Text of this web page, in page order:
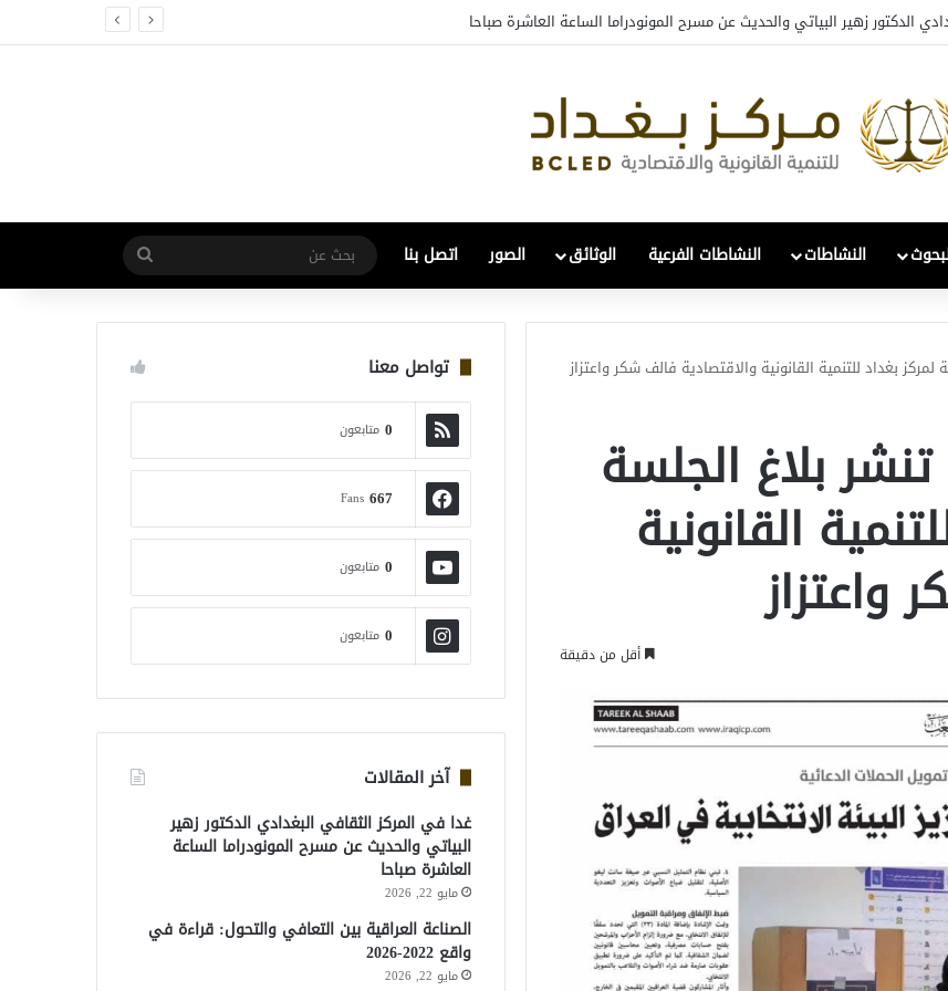
الدكتور زهير البياتي والحديث عن مسرح المونودراما الساعة العاشرة صباحا
النشاطات النشاطات الفرعية الوثائق الصور اتصل بنا
بحث
عن
بغداد للتنمية القانونية والاقتصادية فالف شكر واعتزاز
بلاغ الجلسة
القانونية
واعتزاز
أقل من دقيقة
تواصل معنا
0 متابعون
667
Fans
0 متابعون
0 متابعون
آخر المقالات
غدا في المركز الثقافي البغدادي الدكتور زهير
البياتي والحديث عن مسرح المونودراما الساعة
العاشرة صباحا
مايو 22, 2026
الصناعة العراقية بين التعافي والتحول: قراءة في
واقع 2022-2026
مايو 22, 2026